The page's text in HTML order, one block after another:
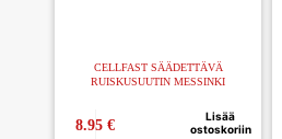
CELLFAST SÄÄDETTÄVÄ
RUISKUSUUTIN MESSINKI
8.95€
Lisää
ostoskoriin